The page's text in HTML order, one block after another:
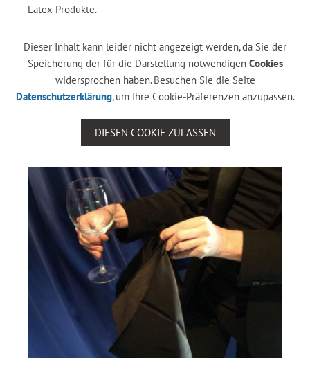
Latex-Produkte.
Dieser Inhalt kann leider nicht angezeigt werden, da Sie der
Speicherung der für die Darstellung notwendigen Cookies
widersprochen haben. Besuchen Sie die Seite
Datenschutzerklärung, um Ihre Cookie-Präferenzen anzupassen.
DIESEN COOKIE ZULASSEN